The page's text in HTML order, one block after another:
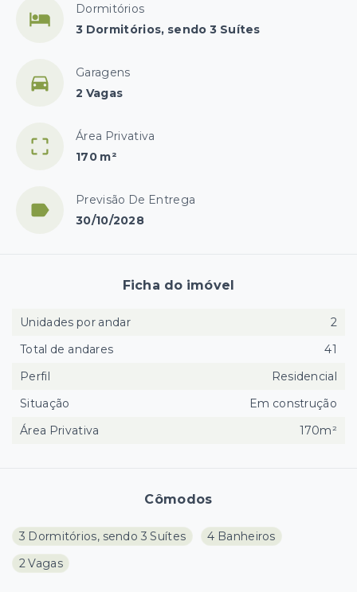
Dormitórios
3 Dormitórios, sendo 3 Suítes
Garagens
2 Vagas
Área Privativa
170 m²
Previsão De Entrega
30/10/2028
Cômodos
3 Dormitórios, sendo 3 Suítes
4 Banheiros
2 Vagas
Ficha do imóvel
Unidades por andar
2
Total de andares
41
Perfil
Residencial
Situação
Em construção
Área Privativa
170m²